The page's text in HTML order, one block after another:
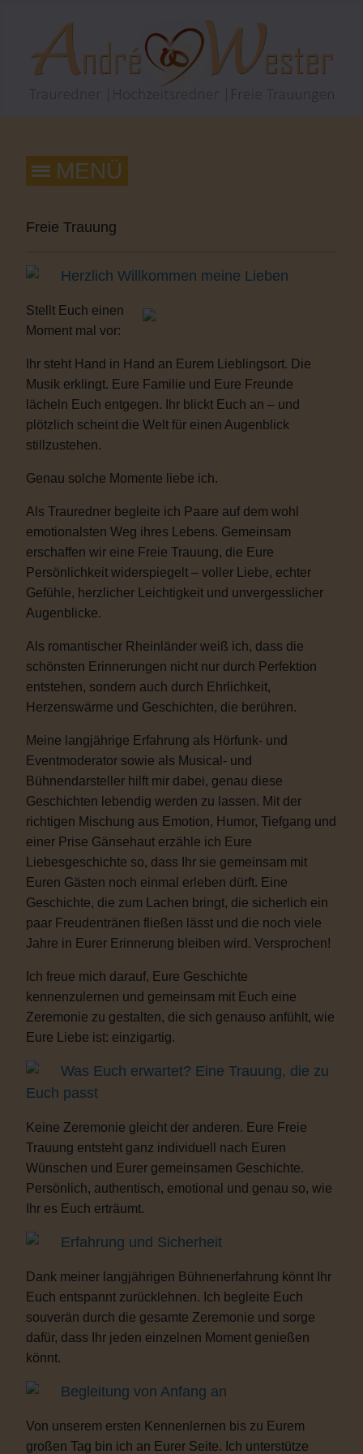
Freie Trauung
Herzlich Willkommen meine Lieben
Stellt Euch einen
Moment mal vor:
Ihr steht Hand in Hand an Eurem Lieblingsort. Die
Musik erklingt. Eure Familie und Eure Freunde
lächeln Euch entgegen. Ihr blickt Euch an – und
plötzlich scheint die Welt für einen Augenblick
stillzustehen.
Genau solche Momente liebe ich.
Als Trauredner begleite ich Paare auf dem wohl
emotionalsten Weg ihres Lebens. Gemeinsam
erschaffen wir eine Freie Trauung, die Eure
Persönlichkeit widerspiegelt – voller Liebe, echter
Gefühle, herzlicher Leichtigkeit und unvergesslicher
Augenblicke.
Als romantischer Rheinländer weiß ich, dass die
schönsten Erinnerungen nicht nur durch Perfektion
entstehen, sondern auch durch Ehrlichkeit,
Herzenswärme und Geschichten, die berühren.
Meine langjährige Erfahrung als Hörfunk- und
Eventmoderator sowie als Musical- und
Bühnendarsteller hilft mir dabei, genau diese
Geschichten lebendig werden zu lassen. Mit der
richtigen Mischung aus Emotion, Humor, Tiefgang und
einer Prise Gänsehaut erzähle ich Eure
Liebesgeschichte so, dass Ihr sie gemeinsam mit
Euren Gästen noch einmal erleben dürft. Eine
Geschichte, die zum Lachen bringt, die sicherlich ein
paar Freudentränen fließen lässt und die noch viele
Jahre in Eurer Erinnerung bleiben wird. Versprochen!
Ich freue mich darauf, Eure Geschichte
kennenzulernen und gemeinsam mit Euch eine
Zeremonie zu gestalten, die sich genauso anfühlt, wie
Eure Liebe ist: einzigartig.
Was Euch erwartet? Eine Trauung, die zu
Euch passt
Keine Zeremonie gleicht der anderen. Eure Freie
Trauung entsteht ganz individuell nach Euren
Wünschen und Eurer gemeinsamen Geschichte.
Persönlich, authentisch, emotional und genau so, wie
Ihr es Euch erträumt.
Erfahrung und Sicherheit
Dank meiner langjährigen Bühnenerfahrung könnt Ihr
Euch entspannt zurücklehnen. Ich begleite Euch
souverän durch die gesamte Zeremonie und sorge
dafür, dass Ihr jeden einzelnen Moment genießen
könnt.
Begleitung von Anfang an
Von unserem ersten Kennenlernen bis zu Eurem
großen Tag bin ich an Eurer Seite. Ich unterstütze